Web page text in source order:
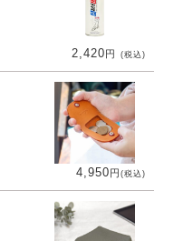
2,420円 (税込)
4,950円 (税込)